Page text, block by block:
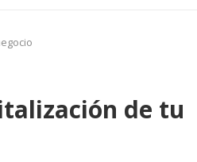
de tu